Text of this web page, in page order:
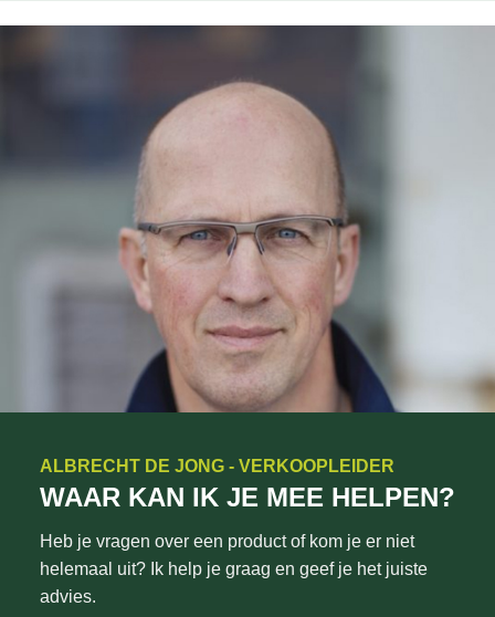
ALBRECHT DE JONG - VERKOOPLEIDER
WAAR KAN IK JE MEE HELPEN?
Heb je vragen over een product of kom je er niet
helemaal uit? Ik help je graag en geef je het juiste
advies.